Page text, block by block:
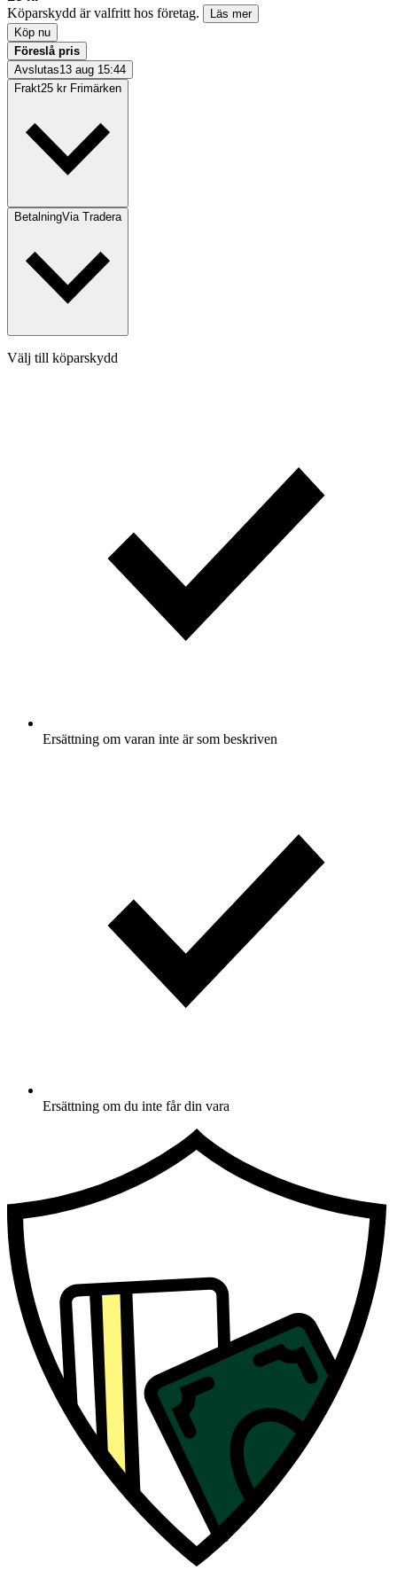
Köparskydd är valfritt hos företag.
Läs mer
Köp nu
Föreslå pris
Avslutas13 aug 15:44
Frakt25 kr Frimärken
BetalningVia Tradera
Välj till köparskydd
Ersättning om varan inte är som beskriven
Ersättning om du inte får din vara